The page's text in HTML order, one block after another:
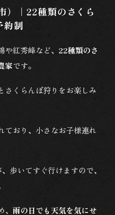
）｜22種類のさくら
約制
紅秀峰など、 22種類のさ
家です。
さくらんぼ狩りをお楽しみ
ており、小さなお子様連れ
歩いてすぐ行けますので、
、雨の日でも天気を気にせ